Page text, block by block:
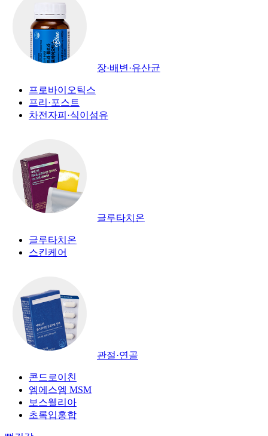
장·배변·유산균
프로바이오틱스
프리·포스트
차전자피·식이섬유
글루타치온
글루타치온
스킨케어
관절·연골
콘드로이친
엠에스엠 MSM
보스웰리아
초록입홍합